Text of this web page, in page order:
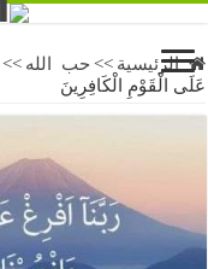
الرئيسية >> حب الله >>
عَلَى الْقَوْمِ الْكَافِرِينَ